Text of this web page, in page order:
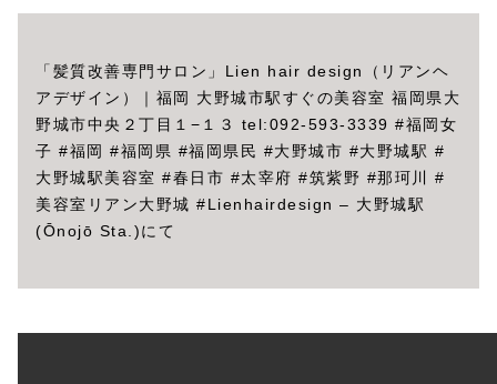
「髪質改善専門サロン」Lien hair design（リアンヘ
アデザイン）｜福岡 大野城市駅すぐの美容室 福岡県大
野城市中央２丁目１−１３ tel:092-593-3339 #福岡女
子 #福岡 #福岡県 #福岡県民 #大野城市 #大野城駅 #
大野城駅美容室 #春日市 #太宰府 #筑紫野 #那珂川 #
美容室リアン大野城 #Lienhairdesign – 大野城駅
(Ōnojō Sta.)にて